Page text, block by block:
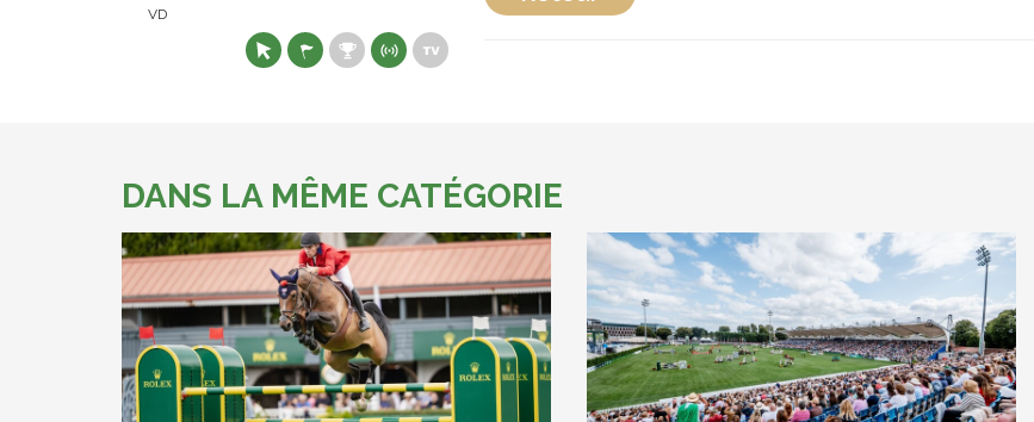
VD
DANS LA MÊME CATÉGORIE